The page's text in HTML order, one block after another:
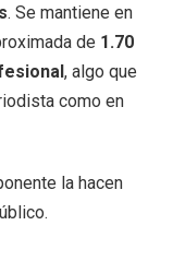
. Se mantiene en
de 1.70
, algo que
como en
la hacen